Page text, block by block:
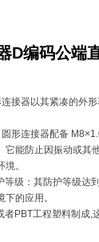
D编码公端
接器以其紧凑的外
形连接器配备
它能防止因振动或其
。
级：其防护等级达
的应用。
PBT工程塑料制成,